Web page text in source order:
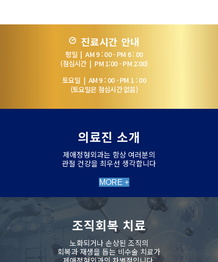
진료시간 안내
평일 | AM 9 : 00 - PM 6 : 00
(점심시간 | PM 1:00 - PM 2:00)
토요일 | AM 9 : 00 - PM 1 : 00
(토요일은 점심시간 없음)
의료진 소개
제애정형외과는 항상 여러분의
관절 건강을 최우선 생각합니다
MORE +
조직회복 치료
노화되거나 손상된 조직의
회복과 재생을 돕는 비수술 치료가